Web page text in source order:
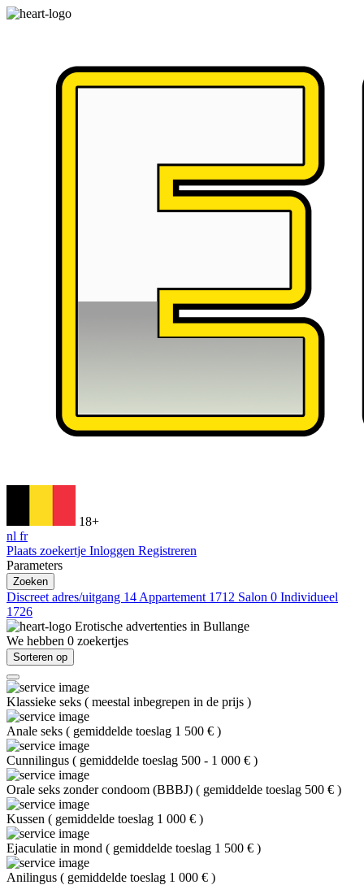
18+
nl fr
Plaats zoekertje Inloggen Registreren
Parameters
Zoeken
Discreet adres/uitgang 14 Appartement 1712 Salon 0 Individueel
1726
Erotische advertenties in Bullange
We hebben 0 zoekertjes
Sorteren op
Klassieke seks ( meestal inbegrepen in de prijs )
Anale seks ( gemiddelde toeslag 1 500 € )
Cunnilingus ( gemiddelde toeslag 500 - 1 000 € )
Orale seks zonder condoom (BBBJ) ( gemiddelde toeslag 500 € )
Kussen ( gemiddelde toeslag 1 000 € )
Ejaculatie in mond ( gemiddelde toeslag 1 500 € )
Anilingus ( gemiddelde toeslag 1 000 € )